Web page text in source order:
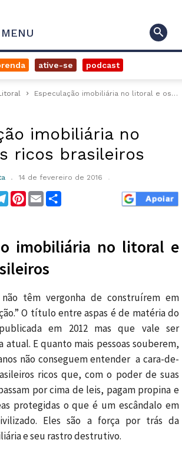
MENU
ative-se podcast
Especulação imobiliária no litoral e os ricos brasileiros
imobiliária no
ricos brasileiros
14 de fevereiro de 2016
Telegram
Pinterest
Email
imobiliária no litoral e
não têm vergonha de construírem em
O título entre aspas é de matéria do
em 2012 mas que vale ser
atual. E quanto mais pessoas souberem,
não conseguem entender a cara-de-
ricos que, com o poder de suas
por cima de leis, pagam propina e
protegidas o que é um escândalo em
Eles são a força por trás da
e seu rastro destrutivo.